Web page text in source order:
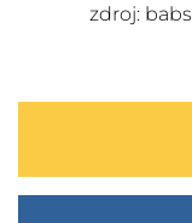
zdroj: